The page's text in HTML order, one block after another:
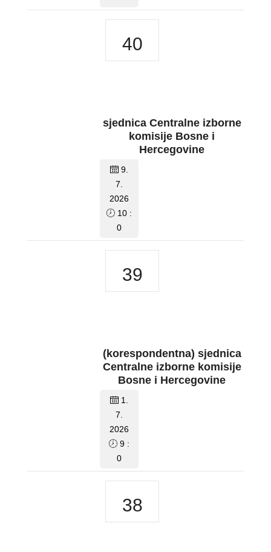
40
sjednica Centralne izborne
komisije Bosne i
Hercegovine
9.
7.
2026
10 :
0
39
(korespondentna) sjednica
Centralne izborne komisije
Bosne i Hercegovine
1.
7.
2026
9 :
0
38